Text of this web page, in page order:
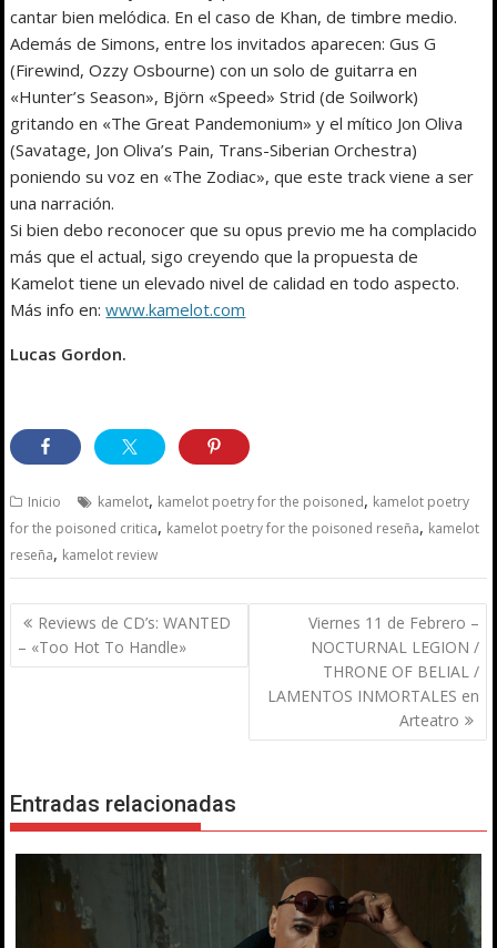
cantar bien melódica. En el caso de Khan, de timbre medio.
Además de Simons, entre los invitados aparecen: Gus G
(Firewind, Ozzy Osbourne) con un solo de guitarra en
«Hunter’s Season», Björn «Speed» Strid (de Soilwork)
gritando en «The Great Pandemonium» y el mítico Jon Oliva
(Savatage, Jon Oliva’s Pain, Trans-Siberian Orchestra)
poniendo su voz en «The Zodiac», que este track viene a ser
una narración.
Si bien debo reconocer que su opus previo me ha complacido
más que el actual, sigo creyendo que la propuesta de
Kamelot tiene un elevado nivel de calidad en todo aspecto.
Más info en:www.kamelot.com
Lucas Gordon.
Inicio kamelot, kamelot poetry for the poisoned, kamelot poetry
for the poisoned critica, kamelot poetry for the poisoned reseña, kamelot
reseña, kamelot review
Navegación
de
entradas
Reviews de CD’s: WANTED
– «Too Hot To Handle»
Viernes 11 de Febrero –
NOCTURNAL LEGION /
THRONE OF BELIAL /
LAMENTOS INMORTALES en
Arteatro
Entradas relacionadas